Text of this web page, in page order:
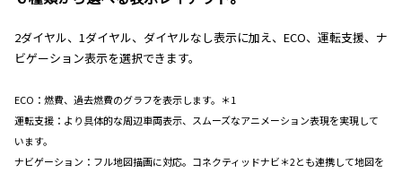
2ダイヤル、1ダイヤル、ダイヤルなし表示に加え、ECO、運転支援、ナ
ビゲーション表示を選択できます。
ECO：燃費、過去燃費のグラフを表示します。＊1
運転支援：より具体的な周辺車両表示、スムーズなアニメーション表現を実現して
います。
ナビゲーション：フル地図描画に対応。コネクティッドナビ＊2とも連携して地図を